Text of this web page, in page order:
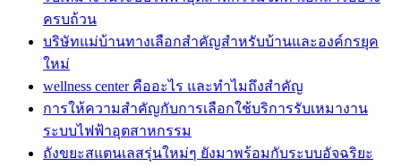
ครบถ้วน
บริษัทแม่บ้านทางเลือกสำคัญสำหรับบ้านและองค์กรยุค
ใหม่
wellness center คืออะไร และทำไมถึงสำคัญ
การให้ความสำคัญกับการเลือกใช้บริการรับเหมางาน
ระบบไฟฟ้าอุตสาหกรรม
ถังขยะสแตนเลสรุ่นใหม่ๆ ยังมาพร้อมกับระบบอัจฉริยะ